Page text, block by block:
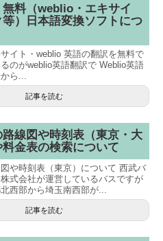
料（weblio・エキサイ
等）日本語変換ソフトにつ
イト・weblio 英語の翻訳を無料で
のがweblio英語翻訳で Weblio英語
ら...
記事を読む
線図や時刻表（東京・大
金表の検索について
や時刻表（東京）について 西武バ
式会社が運営しているバスですが
西部から埼玉南西部が...
記事を読む